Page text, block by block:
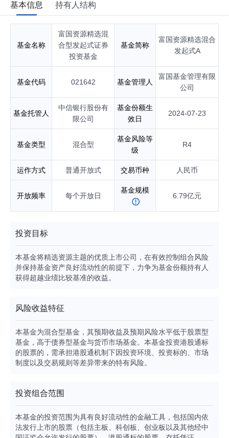
基本信息 持有人结构
基金名称
富国资源精选混
合型发起式证券
投资基金
基金简称
富国资源精选混合
发起式A
基金代码 021642 基金管理人
富国基金管理有限
公司
基金托管人
中信银行股份有
限公司
基金份额生
效日
2024-07-23
基金类型 混合型
基金风险等
级
R4
运作方式 普通开放式 交易币种 人民币
开放频率 每个开放日
基金规模
6.79亿元
投资目标
本基金将精选资源主题的优质上市公司，在有效控制组合风险
并保持基金资产良好流动性的前提下，力争为基金份额持有人
获得超越业绩比较基准的收益。
风险收益特征
本基金为混合型基金，其预期收益及预期风险水平低于股票型
基金，高于债券型基金与货币市场基金。本基金投资港股通标
的股票的，需承担港股通机制下因投资环境、投资标的、市场
制度以及交易规则等差异带来的特有风险。
投资组合范围
本基金的投资范围为具有良好流动性的金融工具，包括国内依
法发行上市的股票（包括主板、科创板、创业板以及其他经中